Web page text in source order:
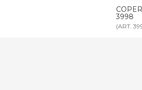
(ART.